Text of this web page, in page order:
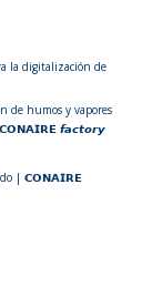
la digitalización de
de humos y vapores
| 𝗖𝗢𝗡𝗔𝗜𝗥𝗘 𝙛𝙖𝙘𝙩𝙤𝙧𝙮
| 𝗖𝗢𝗡𝗔𝗜𝗥𝗘